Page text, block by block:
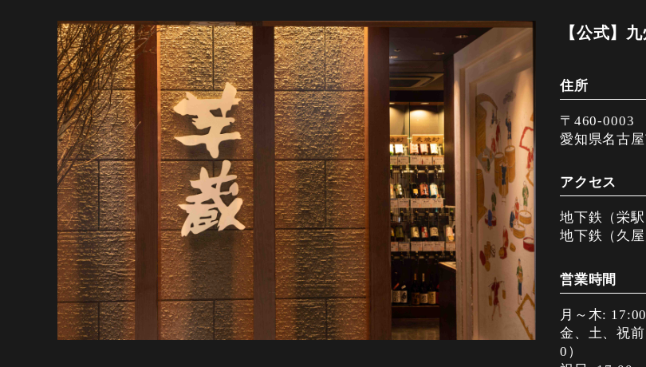
【公式】
住所
〒460-0003
愛知県名古
アクセス
地下鉄（栄
地下鉄（久
営業時間
月～木:
金、土、祝
0）